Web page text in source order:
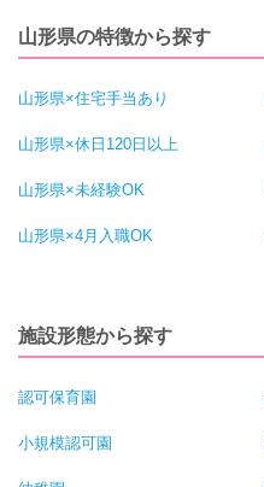
山形県の特徴から探す
山形県×住宅手当あり
山形県×休日120日以上
山形県×未経験OK
山形県×4月入職OK
施設形態から探す
認可保育園
小規模認可園